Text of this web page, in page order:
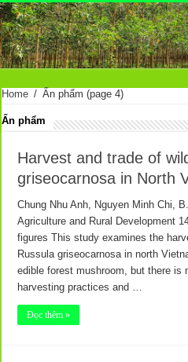
Home / Ấn phẩm (page 4)
Ấn phẩm
Harvest and trade of
griseocarnosa in North
Chung Nhu Anh, Nguyen Minh Chi,
Agriculture and Rural Development
figures This study examines the
Russula griseocarnosa in north
edible forest mushroom, but there is
harvesting practices and …
Đọc thêm »